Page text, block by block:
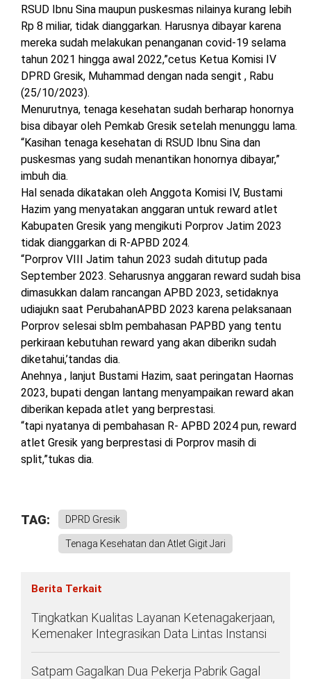
RSUD Ibnu Sina maupun puskesmas nilainya kurang lebih
Rp 8 miliar, tidak dianggarkan. Harusnya dibayar karena
mereka sudah melakukan penanganan covid-19 selama
tahun 2021 hingga awal 2022,”cetus Ketua Komisi IV
DPRD Gresik, Muhammad dengan nada sengit , Rabu
(25/10/2023).
Menurutnya, tenaga kesehatan sudah berharap honornya
bisa dibayar oleh Pemkab Gresik setelah menunggu lama.
“Kasihan tenaga kesehatan di RSUD Ibnu Sina dan
puskesmas yang sudah menantikan honornya dibayar,”
imbuh dia.
Hal senada dikatakan oleh Anggota Komisi IV, Bustami
Hazim yang menyatakan anggaran untuk reward atlet
Kabupaten Gresik yang mengikuti Porprov Jatim 2023
tidak dianggarkan di R-APBD 2024.
“Porprov VIII Jatim tahun 2023 sudah ditutup pada
September 2023. Seharusnya anggaran reward sudah bisa
dimasukkan dalam rancangan APBD 2023, setidaknya
udiajukn saat PerubahanAPBD 2023 karena pelaksanaan
Porprov selesai sblm pembahasan PAPBD yang tentu
perkiraan kebutuhan reward yang akan diberikn sudah
diketahui,’tandas dia.
Anehnya , lanjut Bustami Hazim, saat peringatan Haornas
2023, bupati dengan lantang menyampaikan reward akan
diberikan kepada atlet yang berprestasi.
“tapi nyatanya di pembahasan R- APBD 2024 pun, reward
atlet Gresik yang berprestasi di Porprov masih di
split,”tukas dia.
TAG: DPRD Gresik
Tenaga Kesehatan dan Atlet Gigit Jari
Berita Terkait
Tingkatkan Kualitas Layanan Ketenagakerjaan,
Kemenaker Integrasikan Data Lintas Instansi
Satpam Gagalkan Dua Pekerja Pabrik Gagal